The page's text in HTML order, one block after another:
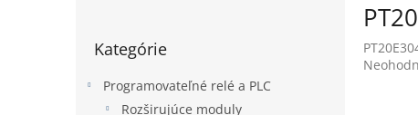
kategórie
Kategórie
Programovateľné relé a PLC
Rozširujúce moduly